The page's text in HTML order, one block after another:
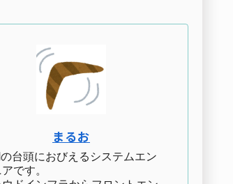
まるお
台頭におびえるシステムエン
です。